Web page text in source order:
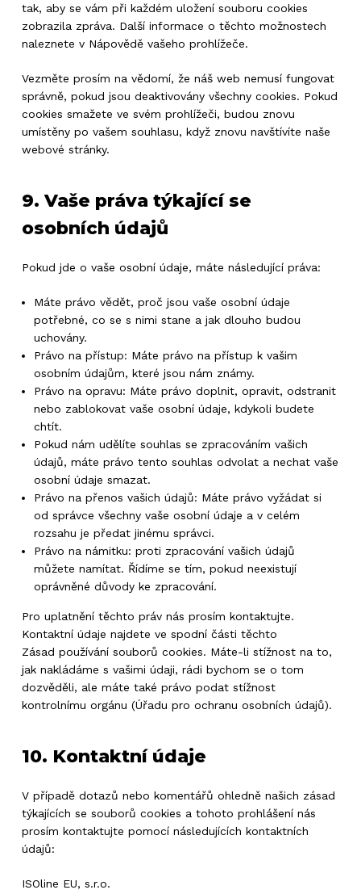
tak, aby se vám při každém uložení souboru cookies
zobrazila zpráva. Další informace o těchto možnostech
naleznete v Nápovědě vašeho prohlížeče.
Vezměte prosím na vědomí, že náš web nemusí fungovat
správně, pokud jsou deaktivovány všechny cookies. Pokud
cookies smažete ve svém prohlížeči, budou znovu
umístěny po vašem souhlasu, když znovu navštívíte naše
webové stránky.
9. Vaše práva týkající se
osobních údajů
Pokud jde o vaše osobní údaje, máte následující práva:
Máte právo vědět, proč jsou vaše osobní údaje
potřebné, co se s nimi stane a jak dlouho budou
uchovány.
Právo na přístup: Máte právo na přístup k vašim
osobním údajům, které jsou nám známy.
Právo na opravu: Máte právo doplnit, opravit, odstranit
nebo zablokovat vaše osobní údaje, kdykoli budete
chtít.
Pokud nám udělíte souhlas se zpracováním vašich
údajů, máte právo tento souhlas odvolat a nechat vaše
osobní údaje smazat.
Právo na přenos vašich údajů: Máte právo vyžádat si
od správce všechny vaše osobní údaje a v celém
rozsahu je předat jinému správci.
Právo na námitku: proti zpracování vašich údajů
můžete namítat. Řídíme se tím, pokud neexistují
oprávněné důvody ke zpracování.
Pro uplatnění těchto práv nás prosím kontaktujte.
Kontaktní údaje najdete ve spodní části těchto
Zásad používání souborů cookies. Máte-li stížnost na to,
jak nakládáme s vašimi údaji, rádi bychom se o tom
dozvěděli, ale máte také právo podat stížnost
kontrolnímu orgánu (Úřadu pro ochranu osobních údajů).
10. Kontaktní údaje
V případě dotazů nebo komentářů ohledně našich zásad
týkajících se souborů cookies a tohoto prohlášení nás
prosím kontaktujte pomocí následujících kontaktních
údajů:
ISOline EU, s.r.o.